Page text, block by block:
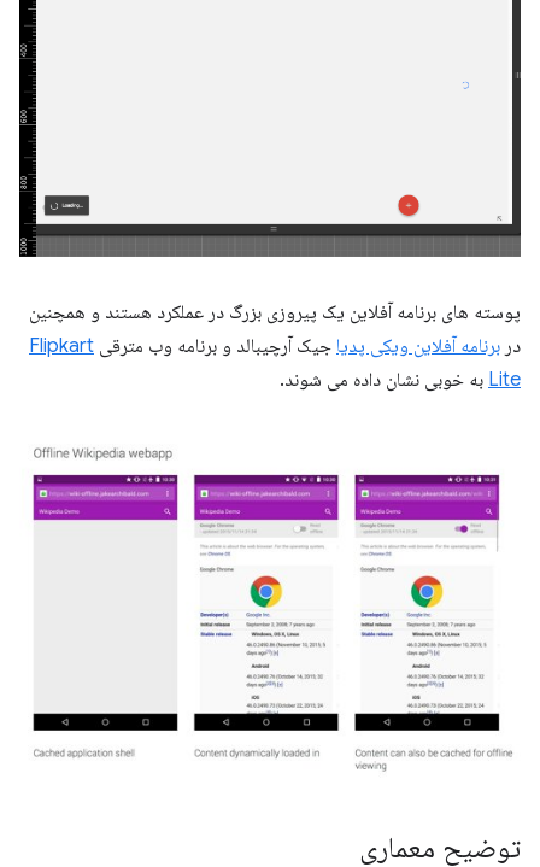
پوسته های برنامه آفلاین یک پیروزی بزرگ در عملکرد هستند و همچنین
در برنامه آفلاین ویکی پدیا جیک آرچیبالد و برنامه وب مترقی Flipkart
Lite به خوبی نشان داده می شوند.
توضیح معماری